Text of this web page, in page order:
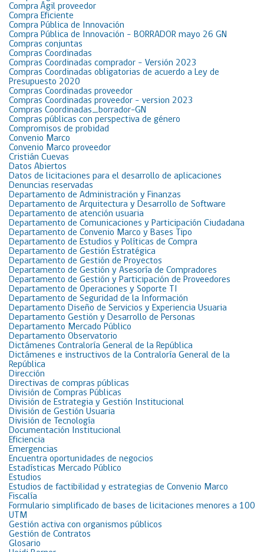
Compra Ágil proveedor
Compra Eficiente
Compra Pública de Innovación
Compra Pública de Innovación – BORRADOR mayo 26 GN
Compras conjuntas
Compras Coordinadas
Compras Coordinadas comprador – Versión 2023
Compras Coordinadas obligatorias de acuerdo a Ley de
Presupuesto 2020
Compras Coordinadas proveedor
Compras Coordinadas proveedor – version 2023
Compras Coordinadas_borrador-GN
Compras públicas con perspectiva de género
Compromisos de probidad
Convenio Marco
Convenio Marco proveedor
Cristián Cuevas
Datos Abiertos
Datos de licitaciones para el desarrollo de aplicaciones
Denuncias reservadas
Departamento de Administración y Finanzas
Departamento de Arquitectura y Desarrollo de Software
Departamento de atención usuaria
Departamento de Comunicaciones y Participación Ciudadana
Departamento de Convenio Marco y Bases Tipo
Departamento de Estudios y Políticas de Compra
Departamento de Gestión Estratégica
Departamento de Gestión de Proyectos
Departamento de Gestión y Asesoría de Compradores
Departamento de Gestión y Participación de Proveedores
Departamento de Operaciones y Soporte TI
Departamento de Seguridad de la Información
Departamento Diseño de Servicios y Experiencia Usuaria
Departamento Gestión y Desarrollo de Personas
Departamento Mercado Público
Departamento Observatorio
Dictámenes Contraloría General de la República
Dictámenes e instructivos de la Contraloría General de la
República
Dirección
Directivas de compras públicas
División de Compras Públicas
División de Estrategia y Gestión Institucional
División de Gestión Usuaria
División de Tecnología
Documentación Institucional
Eficiencia
Emergencias
Encuentra oportunidades de negocios
Estadísticas Mercado Público
Estudios
Estudios de factibilidad y estrategias de Convenio Marco
Fiscalía
Formulario simplificado de bases de licitaciones menores a 100
UTM
Gestión activa con organismos públicos
Gestión de Contratos
Glosario